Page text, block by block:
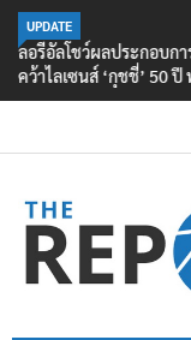
UPDATE
ลอรีอัลโชว์ผลประกอบกา
คว้าไลเซนส์ ‘กุชชี่’ 50